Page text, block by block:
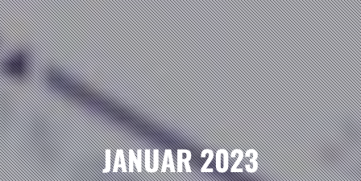
JANUAR 2023